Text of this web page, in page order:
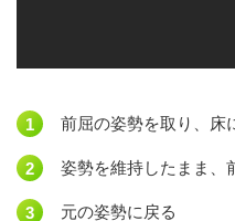
前屈の姿勢を取り、床
姿勢を維持したまま、
元の姿勢に戻る